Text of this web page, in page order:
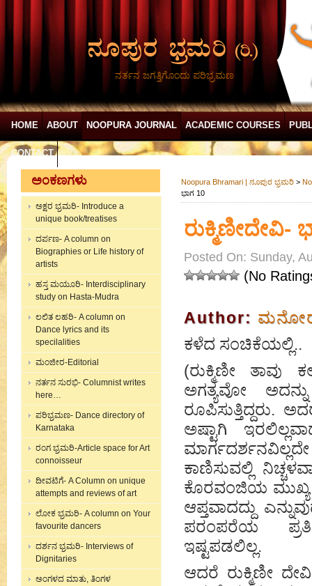
ನರ್ತನ ಜಗತ್ತಿಗೊಂದು ಪರಿಭ್ರಮಣ
HOME ABOUT NOOPURA JOURNAL ACADEMIC COURSES
CONTACT
ಅಂಕಣಗಳು
ಅಕ್ಷರ ಭ್ರಮರಿ- Introduce a
unique book/treatises
ದರ್ಪಣ- A column on
Biographies or Life history of
artists
ಹಸ್ತ ಮಯೂರಿ- Interdisciplinary
study on Hasta-Mudra
ಲಲಿತ ಲಹರಿ- A column on
Dance lyrics and its
specilalities
ಮಂಜೀರ-Editorial
ನರ್ತನ ಸುರಭಿ- Columnist writes
here…
ಪರಿಭ್ರಮಣ- Dance directory of
Karnataka
ರಂಗ ಭ್ರಮರಿ-Article space for Art
connoisseur
ದೀವಟಿಗೆ- A Column on unique
attempts and reviews of art
ಲೋಕ ಭ್ರಮರಿ- A column on Your
favourite dancers
ದರ್ಶನ ಭ್ರಮರಿ- Interviews of
Dignitaries
ಅಂಗಳದ ಮಾತು, ತಿಂಗಳ
Noopura Bhramari | ನೂಪುರ ಭ್ರಮರಿ >
ಭಾಗ 10
ರುಕ್ಮಿಣೀದೇವಿ-
Posted On: Sunday,
(No
Author:
ಕಳೆದ ಸಂಚಿಕೆಯಲ್ಲಿ..
(ರುಕ್ಮಿಣೀ ತಾವು
ಅಗತ್ಯವೋ
ರೂಪಿಸುತ್ತಿದ್ದರು.
ಅಷ್ಟಾಗಿ
ಕಾಣಿಸುವಲ್ಲಿ
ಕೊರವಂಜಿಯ ಮುಖ್ಯ
ಆಪ್ತವಾದದ್ದು
ಪರಂಪರೆಯ
ಇಷ್ಟಪಡಲಿಲ್ಲ.
ಆದರೆ ರುಕ್ಮಿಣೀ